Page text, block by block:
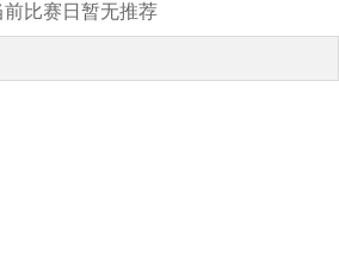
前比赛日暂无推荐